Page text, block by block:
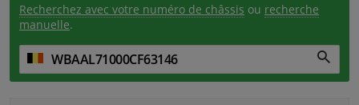
Recherchez avec votre numéro de châssis ou recherche
manuelle.